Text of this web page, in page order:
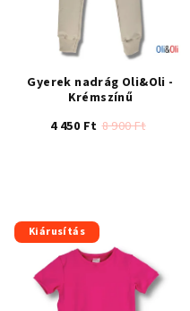
Gyerek nadrág Oli&Oli -
Krémszínű
4 450 Ft 8 900 Ft
Kiárusítás